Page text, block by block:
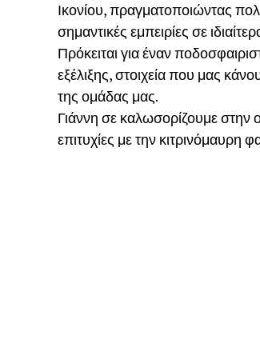
Ικονίου, πραγματοποιώντας
σημαντικές εμπειρίες σε
Πρόκειται για έναν
εξέλιξης, στοιχεία που μας
της ομάδας μας.
Γιάννη σε καλωσορίζουμε στην
επιτυχίες με την κιτρινόμαυρη